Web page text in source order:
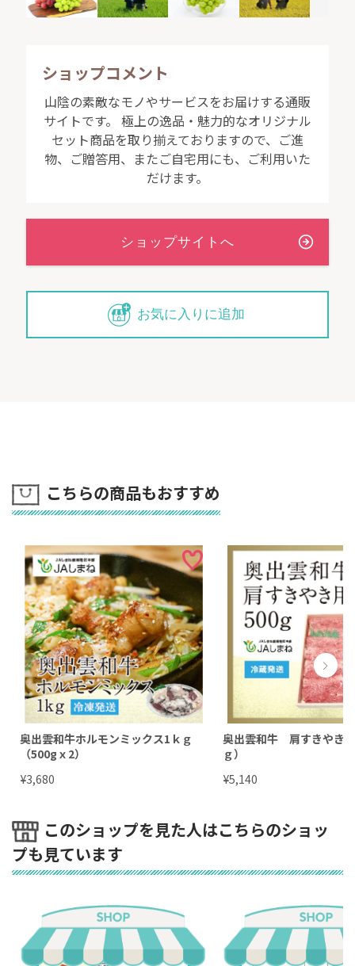
大好評につき激トク価格延長販売中！
3,680円（税込・送料込）
ショップコメント
山陰の素敵なモノやサービスをお届けする通販
サイトです。 極上の逸品・魅力的なオリジナル
セット商品を取り揃えておりますので、ご進
物、ご贈答用、またご自宅用にも、ご利用いた
だけます。
お気に入りに追加
こちらの商品もおすすめ
奥出雲和牛ホルモンミックス1ｋｇ
（500gｘ2）
¥3,680
奥出雲和牛 肩すきやき
ｇ）
¥5,140
このショップを見た人はこちらのショッ
プも見ています